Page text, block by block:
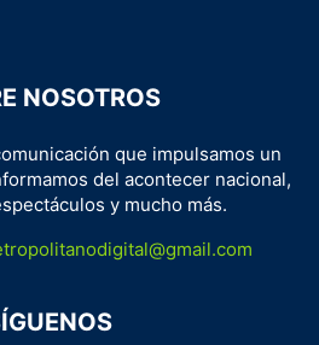
NOSOTROS
que impulsamos un
del acontecer nacional,
y mucho más.